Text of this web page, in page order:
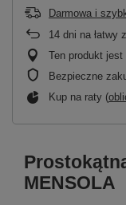
Darmowa i
14 dni na łatwy
Ten produkt
Bezpieczne
Kup na raty (
MENSOLA